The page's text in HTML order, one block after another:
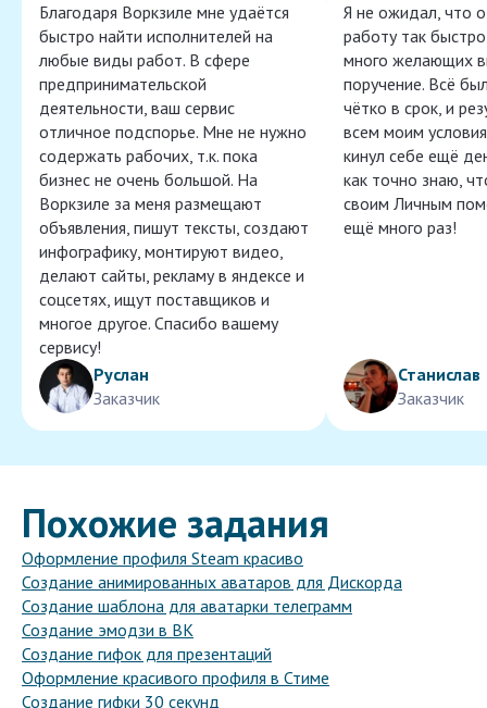
Благодаря Воркзиле мне удаётся
быстро найти исполнителей на
любые виды работ. В сфере
предпринимательской
деятельности, ваш сервис
отличное подспорье. Мне не нужно
содержать рабочих, т.к. пока
бизнес не очень большой. На
Воркзиле за меня размещают
объявления, пишут тексты, создают
инфографику, монтируют видео,
делают сайты, рекламу в яндексе и
соцсетях, ищут поставщиков и
многое другое. Спасибо вашему
сервису!
Руслан
Заказчик
Я не ожидал, что
работу так
много желающих
поручение. Всё
чётко в срок, и
всем моим
кинул себе ещё
как точно знаю,
своим Личным
ещё много раз!
Станислав
Заказчик
Похожие задания
Оформление профиля Steam красиво
Создание анимированных аватаров для Дискорда
Создание шаблона для аватарки телеграмм
Создание эмодзи в ВК
Создание гифок для презентаций
Оформление красивого профиля в Стиме
Создание гифки 30 секунд